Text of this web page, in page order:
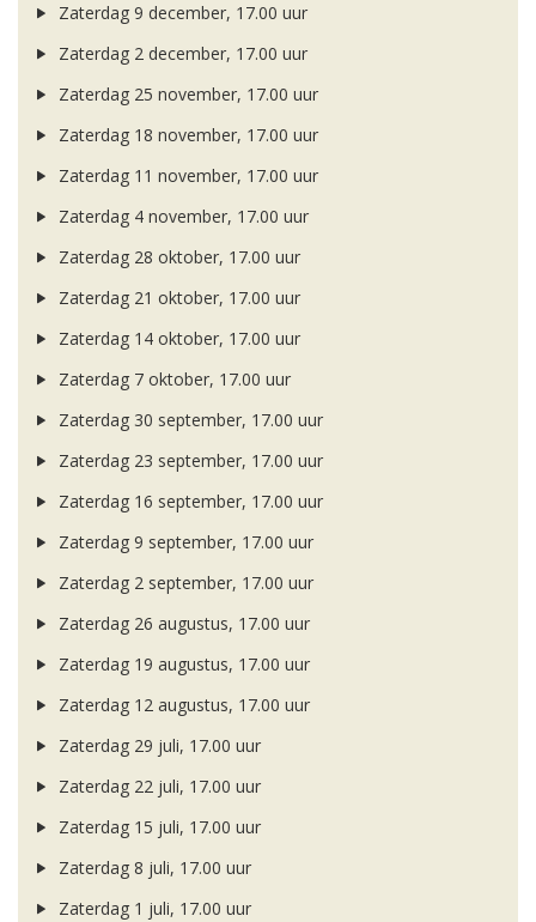
Zaterdag 9 december, 17.00 uur
Zaterdag 2 december, 17.00 uur
Zaterdag 25 november, 17.00 uur
Zaterdag 18 november, 17.00 uur
Zaterdag 11 november, 17.00 uur
Zaterdag 4 november, 17.00 uur
Zaterdag 28 oktober, 17.00 uur
Zaterdag 21 oktober, 17.00 uur
Zaterdag 14 oktober, 17.00 uur
Zaterdag 7 oktober, 17.00 uur
Zaterdag 30 september, 17.00 uur
Zaterdag 23 september, 17.00 uur
Zaterdag 16 september, 17.00 uur
Zaterdag 9 september, 17.00 uur
Zaterdag 2 september, 17.00 uur
Zaterdag 26 augustus, 17.00 uur
Zaterdag 19 augustus, 17.00 uur
Zaterdag 12 augustus, 17.00 uur
Zaterdag 29 juli, 17.00 uur
Zaterdag 22 juli, 17.00 uur
Zaterdag 15 juli, 17.00 uur
Zaterdag 8 juli, 17.00 uur
Zaterdag 1 juli, 17.00 uur